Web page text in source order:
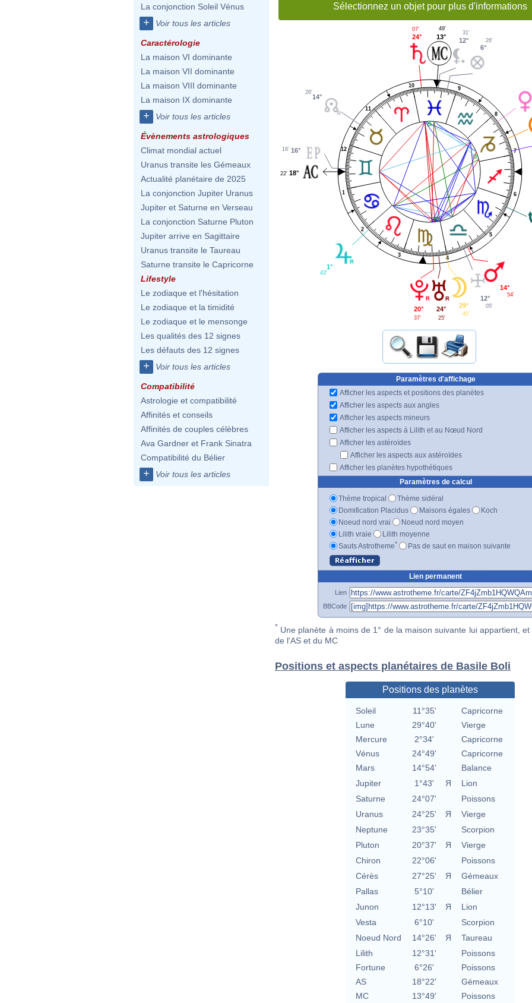
La conjonction Soleil Vénus
+ Voir tous les articles
Caractérologie
La maison VI dominante
La maison VII dominante
La maison VIII dominante
La maison IX dominante
+ Voir tous les articles
Évènements astrologiques
Climat mondial actuel
Uranus transite les Gémeaux
Actualité planétaire de 2025
La conjonction Jupiter Uranus
Jupiter et Saturne en Verseau
La conjonction Saturne Pluton
Jupiter arrive en Sagittaire
Uranus transite le Taureau
Saturne transite le Capricorne
Lifestyle
Le zodiaque et l'hésitation
Le zodiaque et la timidité
Le zodiaque et le mensonge
Les qualités des 12 signes
Les défauts des 12 signes
+ Voir tous les articles
Compatibilité
Astrologie et compatibilité
Affinités et conseils
Affinités de couples célèbres
Ava Gardner et Frank Sinatra
Compatibilité du Bélier
+ Voir tous les articles
Sélectionnez un objet pour plus d'informations
1
2
3
4
5
6
7
8
9
10
11
12
6°
26'
12°
31'
13°
49'
24°
07'
14°
26'
16°
16'
18°
22'
1°
43'
20°
37'
24°
25'
29°
40'
12°
05'
14°
54'
Paramètres d'affichage
Afficher les aspects et positions des planètes
Afficher les aspects aux angles
Afficher les aspects mineurs
Afficher les aspects à Lilith et au Nœud Nord
Afficher les astéroïdes
Afficher les aspects aux astéroïdes
Afficher les planètes hypothétiques
Paramètres de calcul
Thème tropical
Thème sidéral
Domification Placidus
Maisons égales
Koch
Noeud nord vrai
Noeud nord moyen
Lilith vraie
Lilith moyenne
Sauts Astrotheme* Pas de saut en maison suivante
Lien permanent
Lien
BBCode
* Une planète à moins de 1° de la maison suivante lui appartient, et
de l'AS et du MC
Positions et aspects planétaires de Basile Boli
Positions des planètes
Soleil 11°35'
Capricorne
Lune
29°40'
Vierge
Mercure
2°34'
Capricorne
Vénus
24°49'
Capricorne
Mars
14°54'
Balance
Jupiter
1°43' Я
Lion
Saturne
24°07'
Poissons
Uranus
24°25' Я
Vierge
Neptune
23°35'
Scorpion
Pluton
20°37' Я
Vierge
Chiron
22°06'
Poissons
Cérès
27°25' Я
Gémeaux
Pallas
5°10'
Bélier
Junon
12°13' Я
Lion
Vesta
6°10'
Scorpion
Noeud Nord
14°26' Я
Taureau
Lilith
12°31'
Poissons
Fortune
6°26'
Poissons
AS
18°22'
Gémeaux
MC
13°49' Poissons